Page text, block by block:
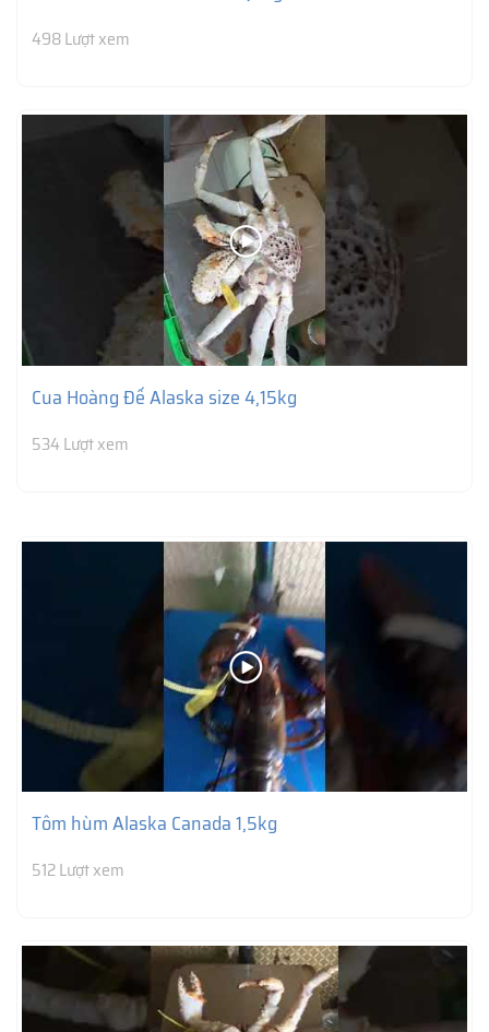
498 Lượt xem
Cua Hoàng Đế Alaska size 4,15kg
534 Lượt xem
Tôm hùm Alaska Canada 1,5kg
512 Lượt xem